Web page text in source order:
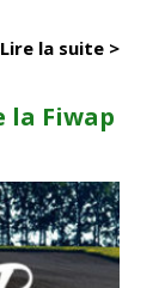
Lire la suite >
la Fiwap